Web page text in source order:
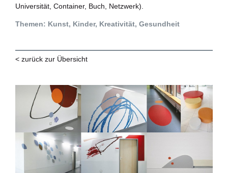
Universität, Container, Buch, Netzwerk).
Themen: Kunst, Kinder, Kreativität, Gesundheit
< zurück zur Übersicht